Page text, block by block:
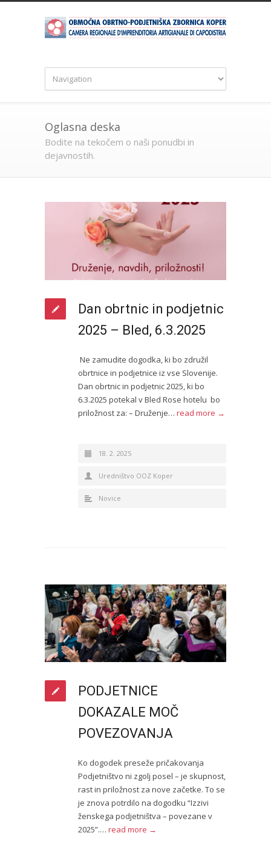
Oglasna deska
Bodite na tekočem o naši ponudbi in
dejavnostih.
Dan obrtnic in podjetnic
2025 – Bled, 6.3.2025
Ne zamudite dogodka, ki bo združil
obrtnice in podjetnice iz vse Slovenije.
Dan obrtnic in podjetnic 2025, ki bo
6.3.2025 potekal v Bled Rose hotelu bo
priložnost za: – Druženje… read more →
18. 2. 2025
Uredništvo OOZ Koper
Novice
PODJETNICE
DOKAZALE MOČ
POVEZOVANJA
Ko dogodek preseže pričakovanja
Podjetništvo ni zgolj posel – je skupnost,
rast in priložnost za nove začetke. To se
je znova potrdilo na dogodku “Izzivi
ženskega podjetništva – povezane v
2025”.… read more →